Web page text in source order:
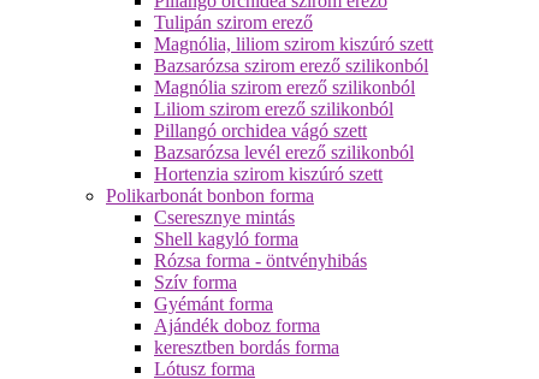
Tulipán szirom erező
Magnólia, liliom szirom kiszúró szett
Bazsarózsa szirom erező szilikonból
Magnólia szirom erező szilikonból
Liliom szirom erező szilikonból
Pillangó orchidea vágó szett
Bazsarózsa levél erező szilikonból
Hortenzia szirom kiszúró szett
Polikarbonát bonbon forma
Cseresznye mintás
Shell kagyló forma
Rózsa forma - öntvényhibás
Szív forma
Gyémánt forma
Ajándék doboz forma
keresztben bordás forma
Lótusz forma